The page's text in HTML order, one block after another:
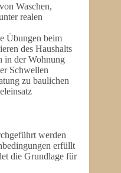
Waschen,
realen
Übungen beim
des Haushalts
in der Wohnung
Schwellen
zu baulichen
werden
erfüllt
die Grundlage für